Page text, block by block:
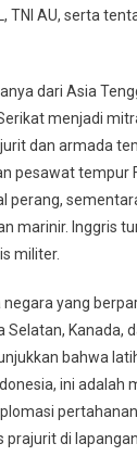
TNI AU, serta
dari Asia
menjadi
dan armada
pesawat tempur
perang,
marinir. Inggris
militer.
yang
Kanada,
bahwa
ini adalah
di lapangan.